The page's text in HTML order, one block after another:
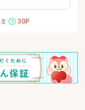
、スキー、スノーボ
境の中で行うアウト
ンや豊富なカラーバ
す。
30P